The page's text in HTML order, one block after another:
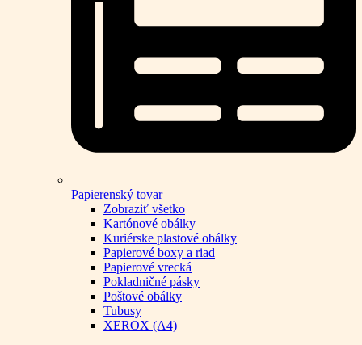
Papierenský tovar
Zobraziť všetko
Kartónové obálky
Kuriérske plastové obálky
Papierové boxy a riad
Papierové vrecká
Pokladničné pásky
Poštové obálky
Tubusy
XEROX (A4)